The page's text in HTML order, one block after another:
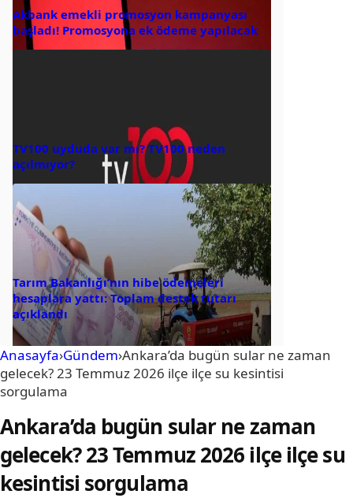
Akbank emekli promosyon kampanyası
başladı! Promosyona ek ödeme yapılacak
TV100 uyduda var mı? TV100 neden
açılmıyor?
Tarım Bakanlığı’nın hibe ödemeleri
hesaplara yattı: Toplam destek tutarı
açıklandı
Anasayfa›Gündem›Ankara’da bugün sular ne zaman
gelecek? 23 Temmuz 2026 ilçe ilçe su kesintisi
sorgulama
Ankara’da bugün sular ne zaman
gelecek? 23 Temmuz 2026 ilçe ilçe su
kesintisi sorgulama